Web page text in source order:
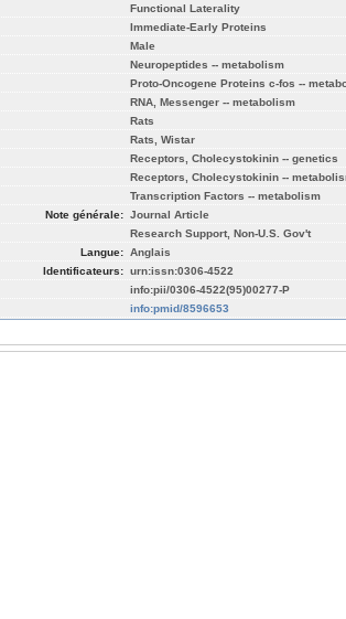
Functional Laterality
Immediate-Early Proteins
Male
Neuropeptides -- metabolism
Proto-Oncogene Proteins c-fos --
RNA, Messenger -- metabolism
Rats
Rats, Wistar
Receptors, Cholecystokinin -- genetics
Receptors, Cholecystokinin --
Transcription Factors -- metabolism
Note générale: Journal Article
Research Support, Non-U.S. Gov't
Langue: Anglais
Identificateurs: urn:issn:0306-4522
info:pii/0306-4522(95)00277-P
info:pmid/8596653